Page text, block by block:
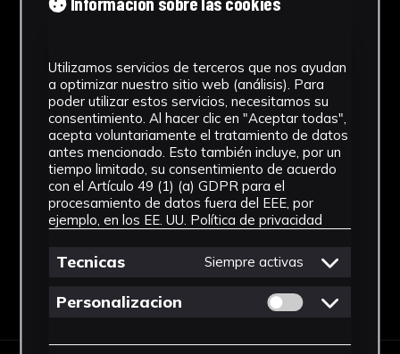
Estilo
Abstracción Geométrica
Materiales
Papel
Ver más
Descargar Ficha
Utilizamos servicios de terceros que nos ayudan
a optimizar nuestro sitio web (análisis). Para
poder utilizar estos servicios, necesitamos su
consentimiento. Al hacer clic en "Aceptar todas",
acepta voluntariamente el tratamiento de datos
antes mencionado. Esto también incluye, por un
tiempo limitado, su consentimiento de acuerdo
con el Artículo 49 (1) (a) GDPR para el
procesamiento de datos fuera del EEE, por
ejemplo, en los EE. UU. Política de privacidad
Tecnicas Siempre activas
Personalizacion Permitir cookies